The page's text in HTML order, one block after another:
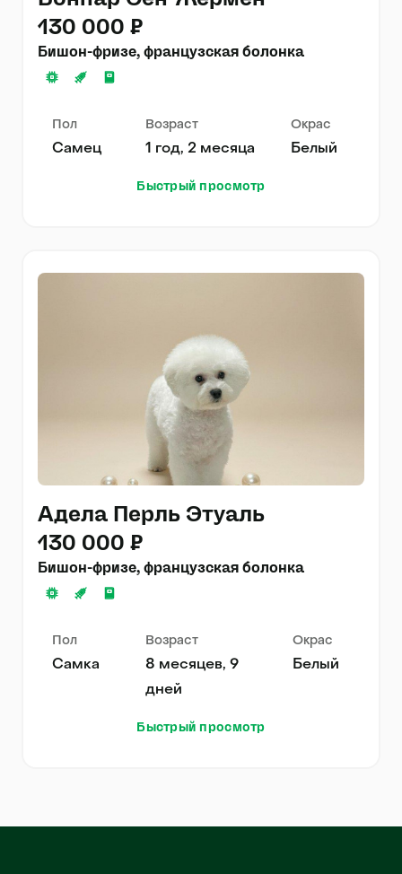
130 000 ₽
Бишон-фризе, французская болонка
Пол
Самец
Возраст
1 год, 2 месяца
Окрас
Белый
Быстрый просмотр
Адела Перль Этуаль
130 000 ₽
Бишон-фризе, французская болонка
Пол
Самка
Возраст
8 месяцев, 9
дней
Окрас
Белый
Быстрый просмотр